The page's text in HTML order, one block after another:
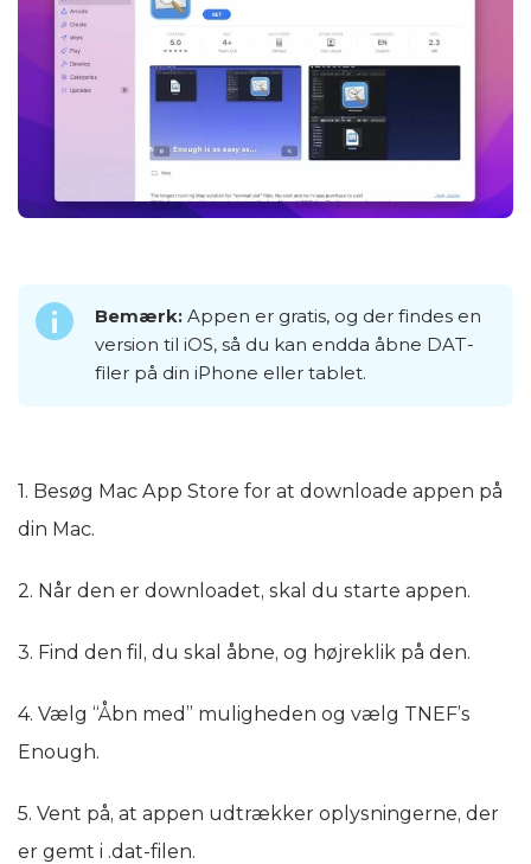
Bemærk: Appen er gratis, og der findes en
version til iOS, så du kan endda åbne DAT-
filer på din iPhone eller tablet.
1. Besøg Mac App Store for at downloade appen på
din Mac.
2. Når den er downloadet, skal du starte appen.
3. Find den fil, du skal åbne, og højreklik på den.
4. Vælg “Åbn med” muligheden og vælg TNEF’s
Enough.
5. Vent på, at appen udtrækker oplysningerne, der
er gemt i .dat-filen.